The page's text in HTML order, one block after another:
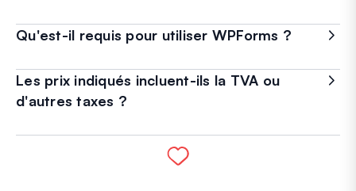
Qu'est-il requis pour utiliser WPForms ?
Les prix indiqués incluent-ils la TVA ou
d'autres taxes ?